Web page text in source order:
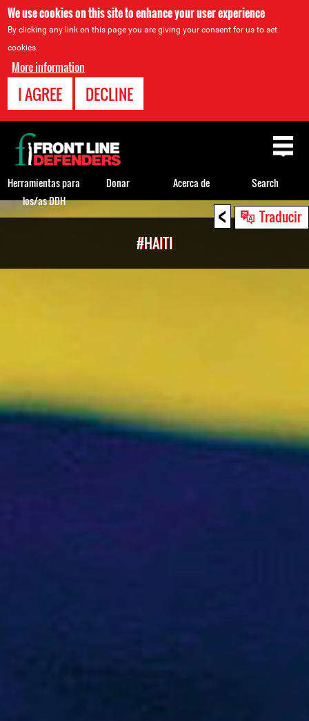
We use cookies on this site to enhance your user experience
By clicking any link on this page you are giving your consent for us to set
cookies.
More information
I AGREE DECLINE
< Traducir
Back
#HAITI
Back
to
top
Herramientas para
los/as DDH
Donar Acerca de Search